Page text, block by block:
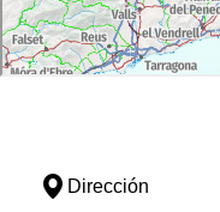
Dirección